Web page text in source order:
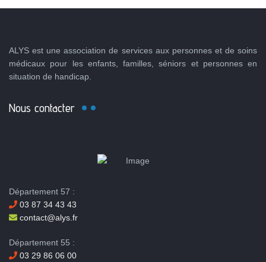
ALYS est une association de services aux personnes et de soins
médicaux pour les enfants, familles, séniors et personnes en
situation de handicap.
Nous contacter
Département 57 :
03 87 34 43 43
contact@alys.fr
Département 55 :
03 29 86 06 00